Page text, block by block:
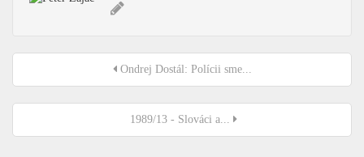
Ondrej Dostál: Polícii sme...
1989/13 - Slováci a...